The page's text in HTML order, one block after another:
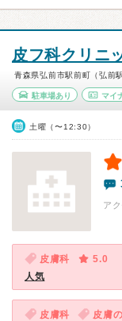
皮フ科クリニ
青森県弘前市駅前町（弘前
駐車場あり マイ
土曜（〜12:30）
ア
皮膚科
5.0
人気
皮膚科 皮膚